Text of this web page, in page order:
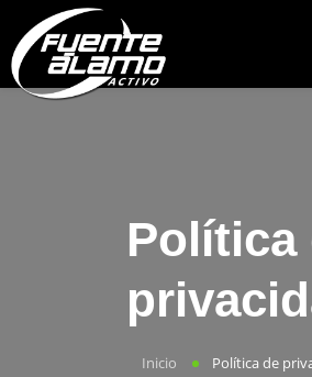
Política
Inicio Política de
Notice: Undefined offset: 0 in
/var/www/clients/client1/web50/web/wp-
facebook-like-box/